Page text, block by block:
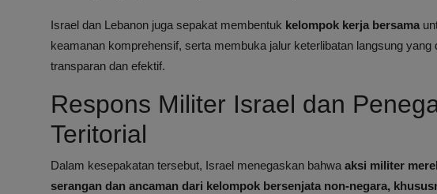
Israel dan Lebanon juga sepakat membentuk kelompok kerja bersama
keamanan komprehensif, serta membuka jalur keterlibatan langsung
transparan dan efektif.
Respons Militer Israel dan
Teritorial
Dalam kesepakatan tersebut, Israel menegaskan bahwaaksi militer
serangan dan ancaman dari kelompok bersenjata non-negara,